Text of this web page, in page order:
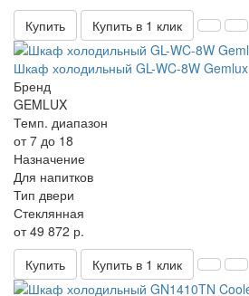
Купить
Купить в 1 клик
Шкаф холодильный GL-WC-8W Gemlux
Бренд
GEMLUX
Темп. диапазон
от 7 до 18
Назначение
Для напитков
Тип двери
Стеклянная
от 49 872 р.
Купить
Купить в 1 клик